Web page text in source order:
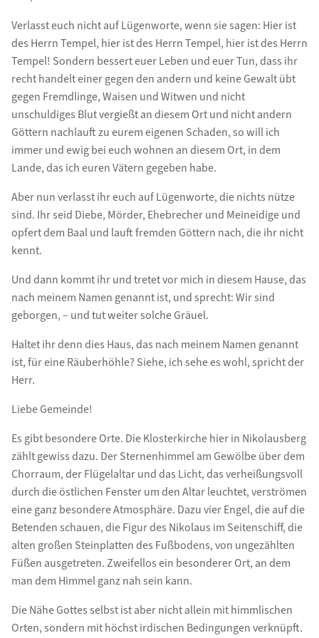
Verlasst euch nicht auf Lügenworte, wenn sie sagen: Hier ist
des Herrn Tempel, hier ist des Herrn Tempel, hier ist des Herrn
Tempel! Sondern bessert euer Leben und euer Tun, dass ihr
recht handelt einer gegen den andern und keine Gewalt übt
gegen Fremdlinge, Waisen und Witwen und nicht
unschuldiges Blut vergießt an diesem Ort und nicht andern
Göttern nachlauft zu eurem eigenen Schaden, so will ich
immer und ewig bei euch wohnen an diesem Ort, in dem
Lande, das ich euren Vätern gegeben habe.
Aber nun verlasst ihr euch auf Lügenworte, die nichts nütze
sind. Ihr seid Diebe, Mörder, Ehebrecher und Meineidige und
opfert dem Baal und lauft fremden Göttern nach, die ihr nicht
kennt.
Und dann kommt ihr und tretet vor mich in diesem Hause, das
nach meinem Namen genannt ist, und sprecht: Wir sind
geborgen, – und tut weiter solche Gräuel.
Haltet ihr denn dies Haus, das nach meinem Namen genannt
ist, für eine Räuberhöhle? Siehe, ich sehe es wohl, spricht der
Herr.
Liebe Gemeinde!
Es gibt besondere Orte. Die Klosterkirche hier in Nikolausberg
zählt gewiss dazu. Der Sternenhimmel am Gewölbe über dem
Chorraum, der Flügelaltar und das Licht, das verheißungsvoll
durch die östlichen Fenster um den Altar leuchtet, verströmen
eine ganz besondere Atmosphäre. Dazu vier Engel, die auf die
Betenden schauen, die Figur des Nikolaus im Seitenschiff, die
alten großen Steinplatten des Fußbodens, von ungezählten
Füßen ausgetreten. Zweifellos ein besonderer Ort, an dem
man dem Himmel ganz nah sein kann.
Die Nähe Gottes selbst ist aber nicht allein mit himmlischen
Orten, sondern mit höchst irdischen Bedingungen verknüpft.